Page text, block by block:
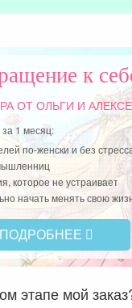
к
ОТ ОЛЬГИ И
1 месяц:
по-женски и без
которое не устраивает
начать менять свою
ПОДРОБНЕЕ
этапе мой